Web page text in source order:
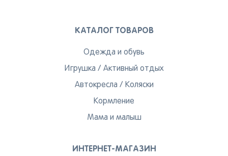
КАТАЛОГ ТОВАРОВ
Одежда и обувь
Игрушка / Активный отдых
Автокресла / Коляски
Кормление
Мама и малыш
ИНТЕРНЕТ-МАГАЗИН